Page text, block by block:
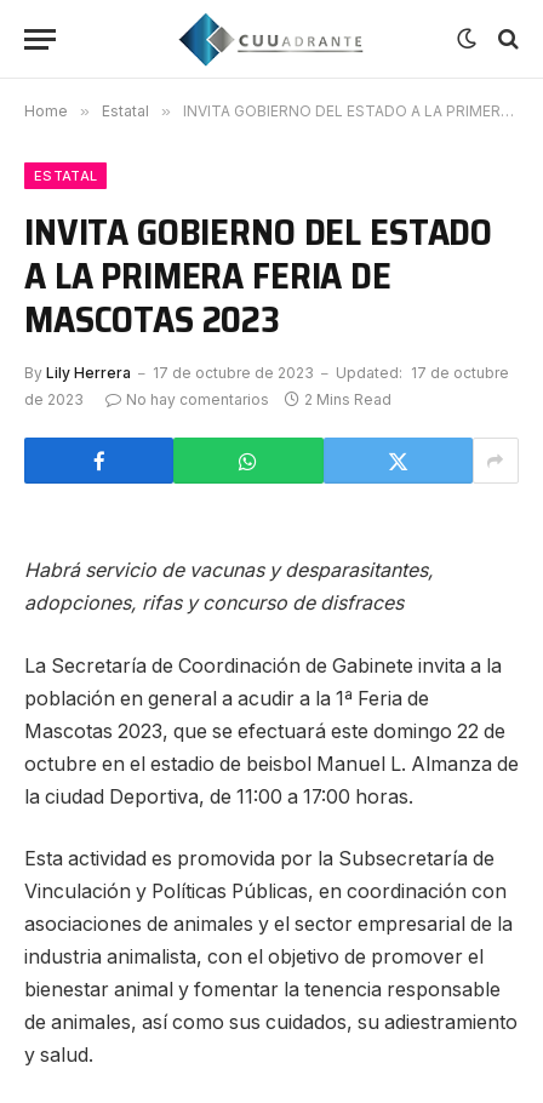
Home » Estatal » INVITA GOBIERNO DEL ESTADO A LA PRIMERA FERIA DE MASCOTAS 2023
ESTATAL
INVITA GOBIERNO DEL ESTADO
A LA PRIMERA FERIA DE
MASCOTAS 2023
By Lily Herrera 17 de octubre de 2023 Updated: 17 de octubre
de 2023
No hay comentarios 2 Mins Read
Habrá servicio de vacunas y desparasitantes,
adopciones, rifas y concurso de disfraces
La Secretaría de Coordinación de Gabinete invita a la
población en general a acudir a la 1ª Feria de
Mascotas 2023, que se efectuará este domingo 22 de
octubre en el estadio de beisbol Manuel L. Almanza de
la ciudad Deportiva, de 11:00 a 17:00 horas.
Esta actividad es promovida por la Subsecretaría de
Vinculación y Políticas Públicas, en coordinación con
asociaciones de animales y el sector empresarial de la
industria animalista, con el objetivo de promover el
bienestar animal y fomentar la tenencia responsable
de animales, así como sus cuidados, su adiestramiento
y salud.